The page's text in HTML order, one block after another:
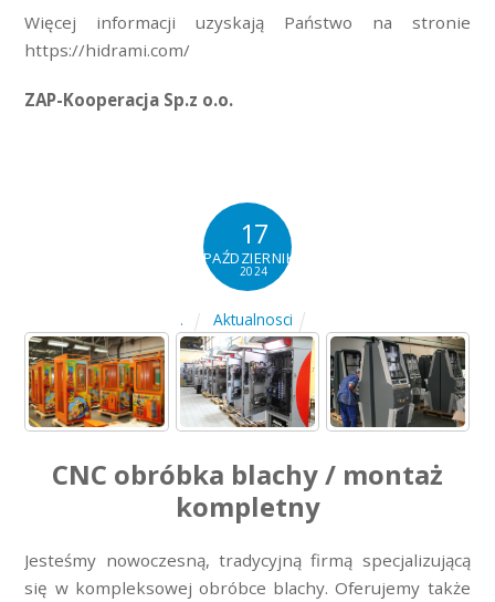
Więcej informacji uzyskają Państwo na stronie
https://hidrami.com/
ZAP-Kooperacja Sp.z o.o.
17
PAŹDZIERNIKA
2024
. Aktualnosci
CNC obróbka blachy / montaż
kompletny
Jesteśmy nowoczesną, tradycyjną firmą specjalizującą
się w kompleksowej obróbce blachy. Oferujemy także